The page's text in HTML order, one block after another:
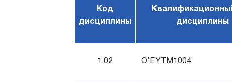
Код
дисциплины
дисциплины
1.02 O’EYTM1004